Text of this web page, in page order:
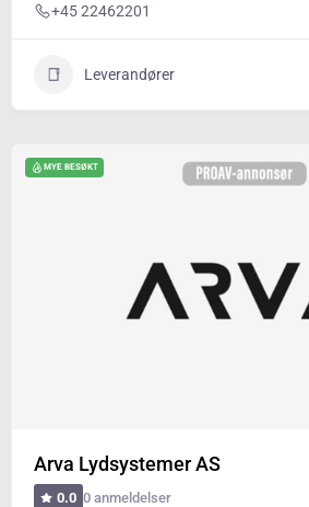
+45 22462201
Leverandører
MYE BESØKT
Arva Lydsystemer AS
0.0 0 anmeldelser